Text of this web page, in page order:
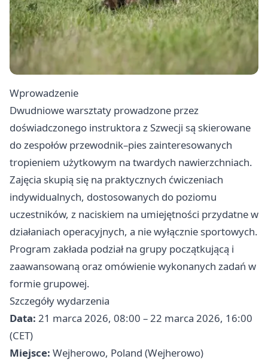
Wprowadzenie
Dwudniowe warsztaty prowadzone przez
doświadczonego instruktora z Szwecji są skierowane
do zespołów przewodnik–pies zainteresowanych
tropieniem użytkowym na twardych nawierzchniach.
Zajęcia skupią się na praktycznych ćwiczeniach
indywidualnych, dostosowanych do poziomu
uczestników, z naciskiem na umiejętności przydatne w
działaniach operacyjnych, a nie wyłącznie sportowych.
Program zakłada podział na grupy początkującą i
zaawansowaną oraz omówienie wykonanych zadań w
formie grupowej.
Szczegóły wydarzenia
Data: 21 marca 2026, 08:00 – 22 marca 2026, 16:00
(CET)
Miejsce: Wejherowo, Poland (Wejherowo)